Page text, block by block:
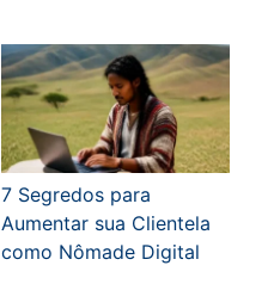
7 Segredos para
Aumentar sua Clientela
como Nômade Digital